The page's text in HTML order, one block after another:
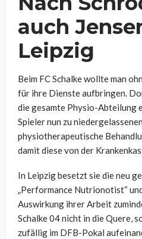
auch
Leipzig
Beim FC Schalke wollte man
für ihre Dienste aufbringen.
die gesamte Physio-Abteilung
Spieler nun zu
physiotherapeutische
damit diese von der
In Leipzig besetzt sie die neu
„Performance Nutrionotist“
Auswirkung ihrer Arbeit
Schalke 04 nicht in die Quere,
zufällig im DFB-Pokal